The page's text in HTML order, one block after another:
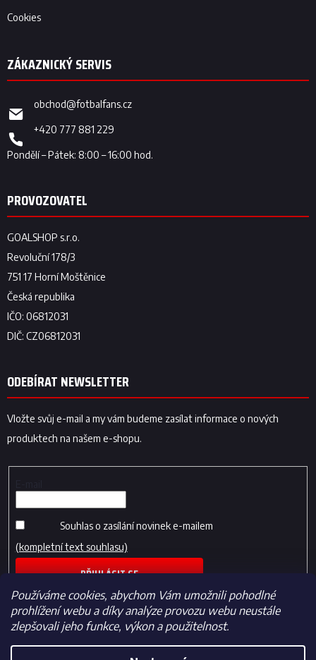
Používáme cookies, abychom Vám umožnili pohodlné
prohlížení webu a díky analýze provozu webu neustále
zlepšovali jeho funkce, výkon a použitelnost.
Cookies
obchod@fotbalfans.cz
+420 777 881 229
ODEBÍRAT NEWSLETTER
Vložte svůj e-mail a my vám budeme zasílat informace o nových
produktech na našem e-shopu.
Souhlas o zasílání novinek e-mailem
(kompletní text souhlasu)
PŘIHLÁSIT SE